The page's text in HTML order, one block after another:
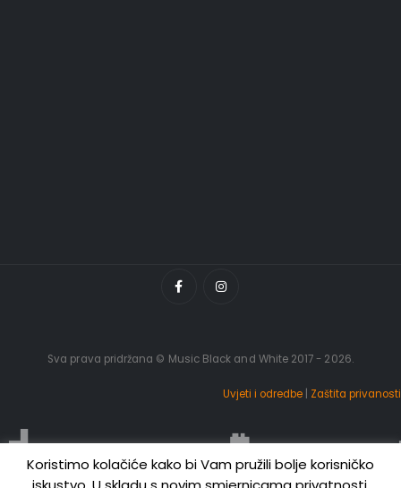
Sva prava pridržana © Music Black and White 2017 - 2026.
Uvjeti i odredbe Zaštita privanosti
Koristimo kolačiće kako bi Vam pružili bolje korisničko